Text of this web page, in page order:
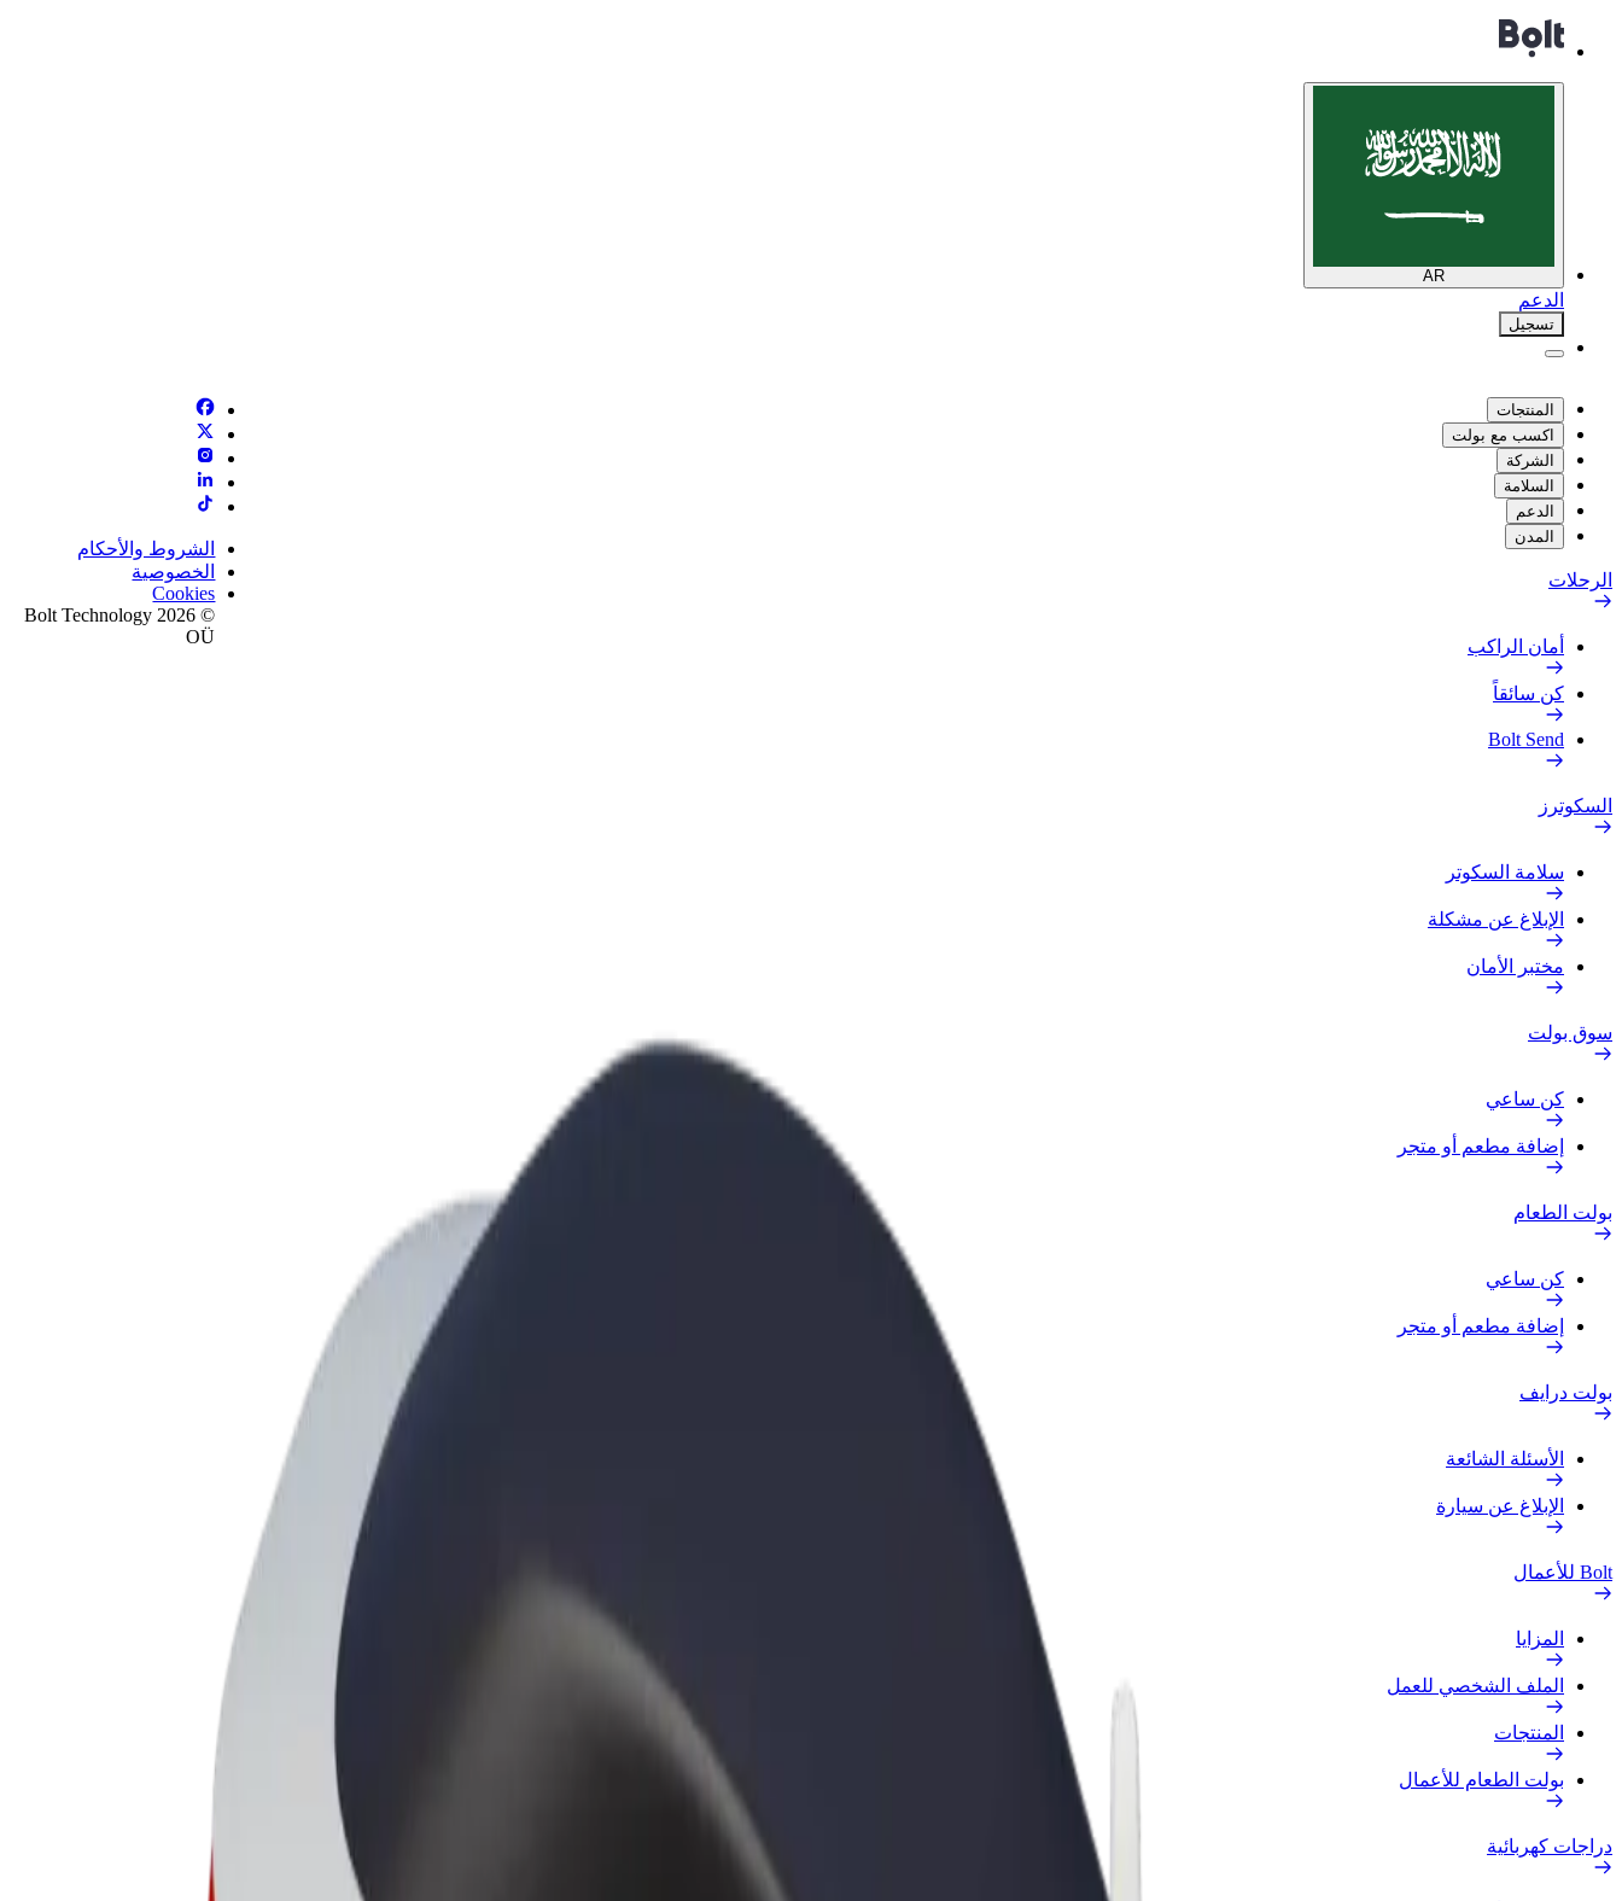
AR
الدعم
تسجيل
المنتجات
اكسب مع بولت
الشركة
السلامة
الدعم
المدن
الرحلات
أمان الراكب
كن سائقاً
Bolt Send
السكوترز
سلامة السكوتر
الإبلاغ عن مشكلة
مختبر الأمان
سوق بولت
كن ساعي
إضافة مطعم أو متجر
بولت الطعام
كن ساعي
إضافة مطعم أو متجر
بولت درايف
الأسئلة الشائعة
الإبلاغ عن سيارة
Bolt للأعمال
المزايا
الملف الشخصي للعمل
المنتجات
بولت الطعام للأعمال
دراجات كهربائية
الشروط والأحكام
الخصوصية
Cookies
© 2026 Bolt Technology
OÜ